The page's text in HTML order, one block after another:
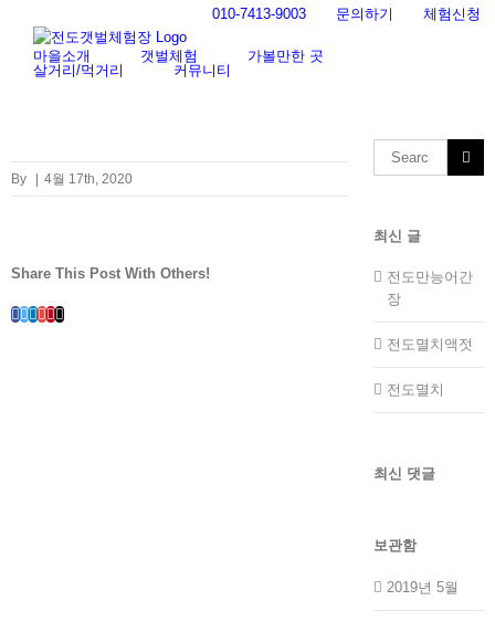
content
010-7413-9003 문의하기 체험신청
마을소개 갯벌체험
가볼만한 곳
살거리/먹거리
커뮤니티
By 4월 17th, 2020
Share This Post With Others!
Facebook
Twitter
LinkedIn
Whatsapp
Google+
Pinterest
Email
Search
for:
최신 글
전도만능어간
장
전도멸치액젓
전도멸치
최신 댓글
보관함
2019년 5월